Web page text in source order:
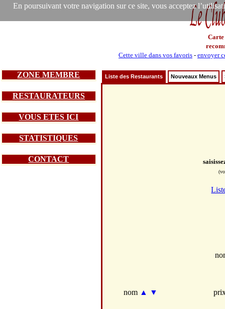
En poursuivant votre navigation sur ce site, vous acceptez
Carte
Cette ville dans vos favoris - envoyer
ZONE MEMBRE
RESTAURATEURS
VOUS ETES ICI
STATISTIQUES
CONTACT
Liste des Restaurants Nouveaux Menus
nom ▲ ▼